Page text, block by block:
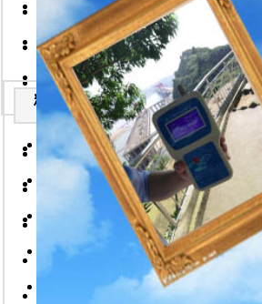
在线式粉尘检测仪技术说明
2026-7-22
固体流量计技术说明2026-7-
22
便携式激光可吸入粉尘连续
2026-7-22
粉尘浓度仪,常用的粉尘浓
2026-7-22
粉体流量计,化工企业中常
2026-7-22
外缚式超声波流量计说明书
2026-7-22
手持式超声波流量计说明书
2026-7-22
便携式超声波流量计说明书
粉尘浓度仪/武汉华德林科
防爆型粉尘检测仪/武汉华
2026-7-22
分体式粉尘浓度仪/武汉华
2026-7-22
防爆型粉尘检测仪的技术说
2026-7-22
便携式粉尘检测仪技术说明
2026-7-22
手持式粉尘检测仪技术说明
2026-7-22
固体流量计技术说明-武汉
便携式粉尘浓度检测仪技术
粉尘浓度仪安装实例
便携式粉尘浓度仪/武汉华
2026-7-22
手持粉尘浓度仪/武汉华德
2026-7-22
一体式粉尘浓度检测仪-武
防爆型粉尘检测仪/武汉华
2026-7-22
分体式粉尘浓度仪/武汉华